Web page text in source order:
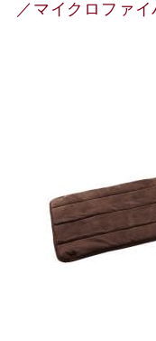
／マイクロファ